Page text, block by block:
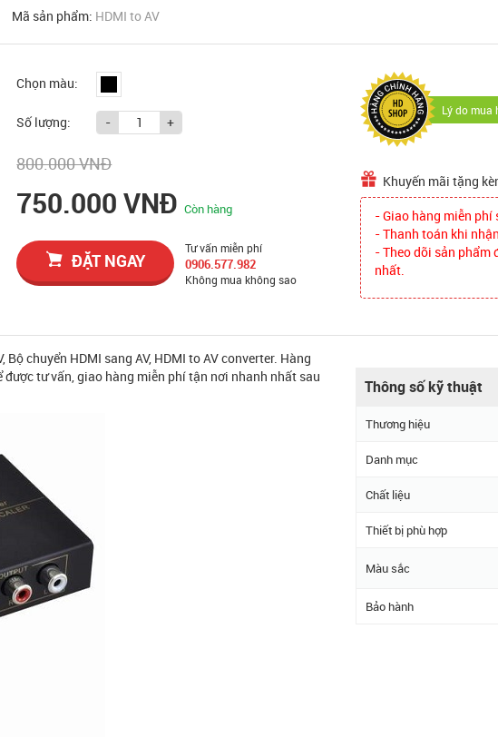
Mã sản phẩm: HDMI to AV
Chọn màu:
Số lượng: - +
800.000 VNĐ
750.000 VNĐCòn hàng
ĐẶT NGAY
Tư vấn miễn phí
0906.577.982
Không mua không sao
Lý do mua
Khuyến mãi tặng
- Giao hàng miễn
- Thanh toán khi
- Theo dõi sản phẩm
nhất.
chuyển HDMI sang AV, HDMI to AV converter. Hàng
tư vấn, giao hàng miễn phí tận nơi nhanh nhất sau
Thông số kỹ thuật
Thương hiệu
Danh mục
Chất liệu
Thiết bị phù hợp
Màu sắc
Bảo hành